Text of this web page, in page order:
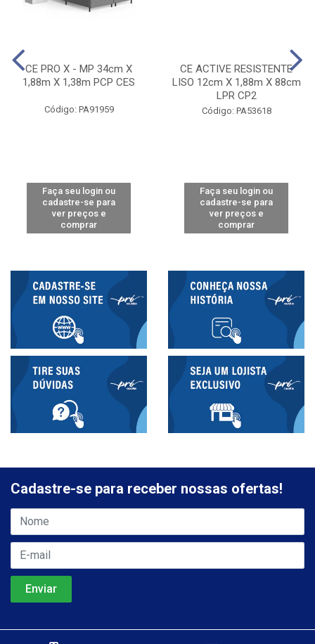
CE PRO X - MP 34cm X
1,88m X 1,38m PCP CES
Código: PA91959
Faça seu login ou
cadastre-se para
ver preços e
comprar
CE ACTIVE RESISTENTE
LISO 12cm X 1,88m X 88cm
LPR CP2
Código: PA53618
Faça seu login ou
cadastre-se para
ver preços e
comprar
Cadastre-se para receber nossas ofertas!